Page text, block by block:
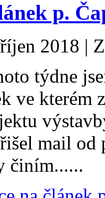
p.
2018 |
týdne
ve kterém
mail od
činím......